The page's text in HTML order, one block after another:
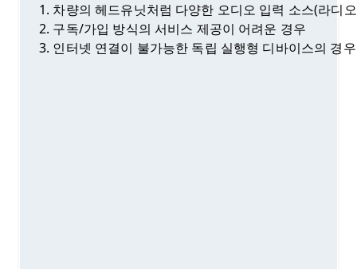
1. 차량의 헤드유닛처럼 다양한 오디오 입력 소스(라디
2. 구독/가입 방식의 서비스 제공이 어려운 경우
3. 인터넷 연결이 불가능한 독립 실행형 디바이스의 경우